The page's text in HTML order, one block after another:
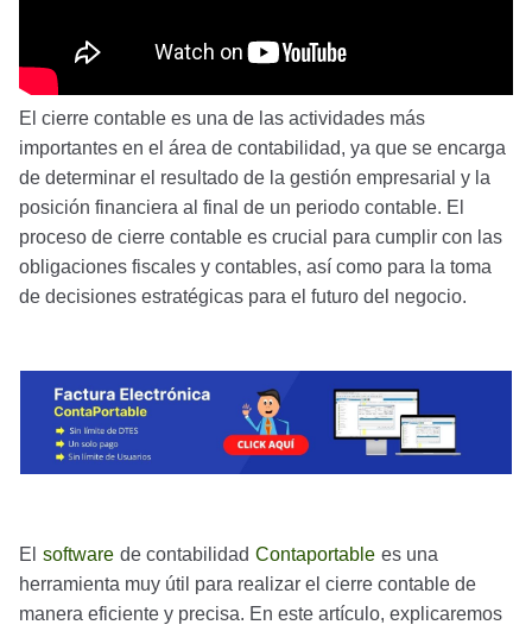
El cierre contable es una de las actividades más
importantes en el área de contabilidad, ya que se encarga
de determinar el resultado de la gestión empresarial y la
posición financiera al final de un periodo contable. El
proceso de cierre contable es crucial para cumplir con las
obligaciones fiscales y contables, así como para la toma
de decisiones estratégicas para el futuro del negocio.
El software de contabilidad Contaportable es una
herramienta muy útil para realizar el cierre contable de
manera eficiente y precisa. En este artículo, explicaremos